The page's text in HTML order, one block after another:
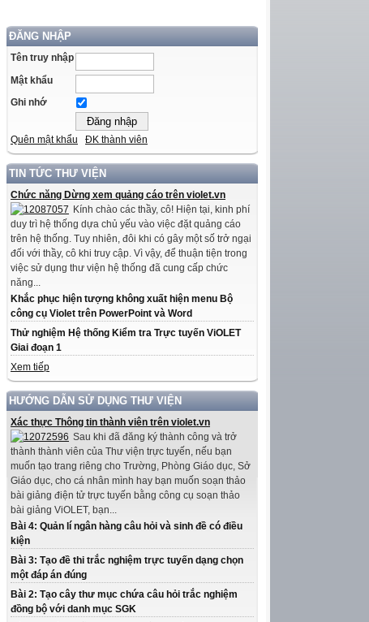
ĐĂNG NHẬP
Tên truy nhập
Mật khẩu
Ghi nhớ
Quên mật khẩu ĐK thành viên
TIN TỨC THƯ VIỆN
Chức năng Dừng xem quảng cáo trên violet.vn
Kính chào các thầy, cô! Hiện tại, kinh phí
duy trì hệ thống dựa chủ yếu vào việc đặt quảng cáo
trên hệ thống. Tuy nhiên, đôi khi có gây một số trở ngại
đối với thầy, cô khi truy cập. Vì vậy, để thuận tiện trong
việc sử dụng thư viện hệ thống đã cung cấp chức
năng...
Khắc phục hiện tượng không xuất hiện menu Bộ
công cụ Violet trên PowerPoint và Word
Thử nghiệm Hệ thống Kiểm tra Trực tuyến ViOLET
Giai đoạn 1
Xem tiếp
HƯỚNG DẪN SỬ DỤNG THƯ VIỆN
Xác thực Thông tin thành viên trên violet.vn
Sau khi đã đăng ký thành công và trở
thành thành viên của Thư viện trực tuyến, nếu bạn
muốn tạo trang riêng cho Trường, Phòng Giáo dục, Sở
Giáo dục, cho cá nhân mình hay bạn muốn soạn thảo
bài giảng điện tử trực tuyến bằng công cụ soạn thảo
bài giảng ViOLET, bạn...
Bài 4: Quản lí ngân hàng câu hỏi và sinh đề có điều
kiện
Bài 3: Tạo đề thi trắc nghiệm trực tuyến dạng chọn
một đáp án đúng
Bài 2: Tạo cây thư mục chứa câu hỏi trắc nghiệm
đồng bộ với danh mục SGK